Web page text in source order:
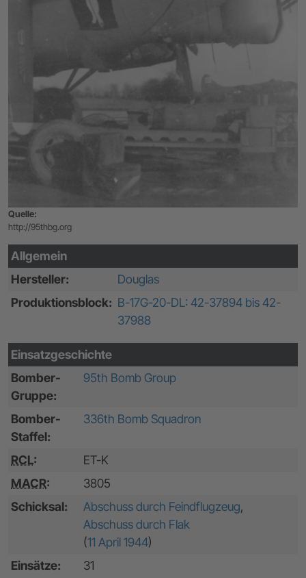
Quelle:
http://95thbg.org
Allgemein
Hersteller:
Douglas
Produktionsblock: B-17G-20-DL: 42-37894 bis 42-
37988
Einsatzgeschichte
Bomber-
Gruppe:
95th Bomb Group
Bomber-
Staffel:
336th Bomb Squadron
RCL:
ET-K
MACR:
3805
Schicksal:
Abschuss durch Feindflugzeug,
Abschuss durch Flak
(11 April 1944)
Einsätze:
31